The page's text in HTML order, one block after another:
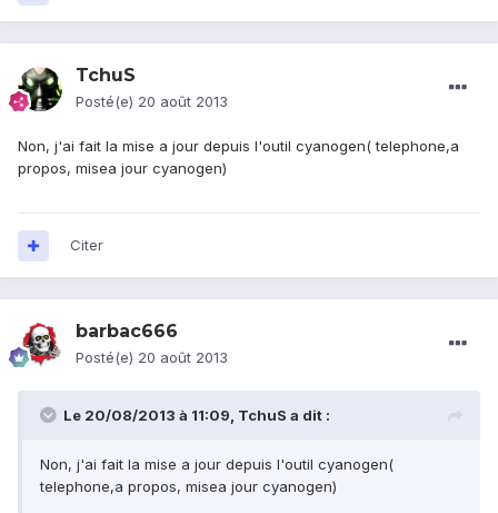
TchuS
Posté(e) 20 août 2013
Non, j'ai fait la mise a jour depuis l'outil cyanogen( telephone,a
propos, misea jour cyanogen)
Citer
barbac666
Posté(e) 20 août 2013
Le 20/08/2013 à 11:09, TchuS a dit :
Non, j'ai fait la mise a jour depuis l'outil cyanogen(
telephone,a propos, misea jour cyanogen)